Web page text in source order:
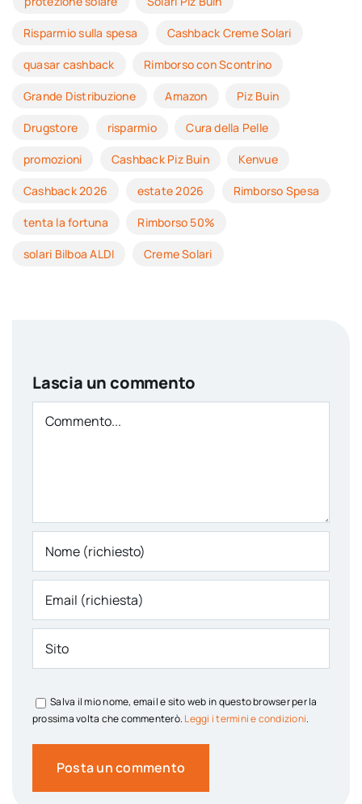
Risparmio sulla spesa Cashback Creme Solari
quasar cashback Rimborso con Scontrino
Grande Distribuzione Amazon Piz Buin
Drugstore risparmio Cura della Pelle
promozioni Cashback Piz Buin Kenvue
Cashback 2026 estate 2026 Rimborso Spesa
tenta la fortuna Rimborso 50%
solari Bilboa ALDI Creme Solari
Lascia un commento
Comment
Salva il mio nome, email e sito web in questo browser per la
prossima volta che commenterò. Leggi i termini e condizioni.